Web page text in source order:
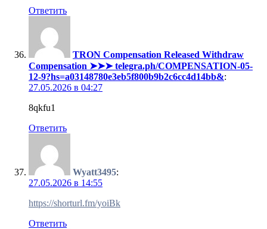
Ответить
TRON Compensation Released Withdraw
Compensation ➤➤➤ telegra.ph/COMPENSATION-05-
12-9?hs=a03148780e3eb5f800b9b2c6cc4d14bb&:
27.05.2026 в 04:27
8qkfu1
Ответить
Wyatt3495:
27.05.2026 в 14:55
https://shorturl.fm/yoiBk
Ответить